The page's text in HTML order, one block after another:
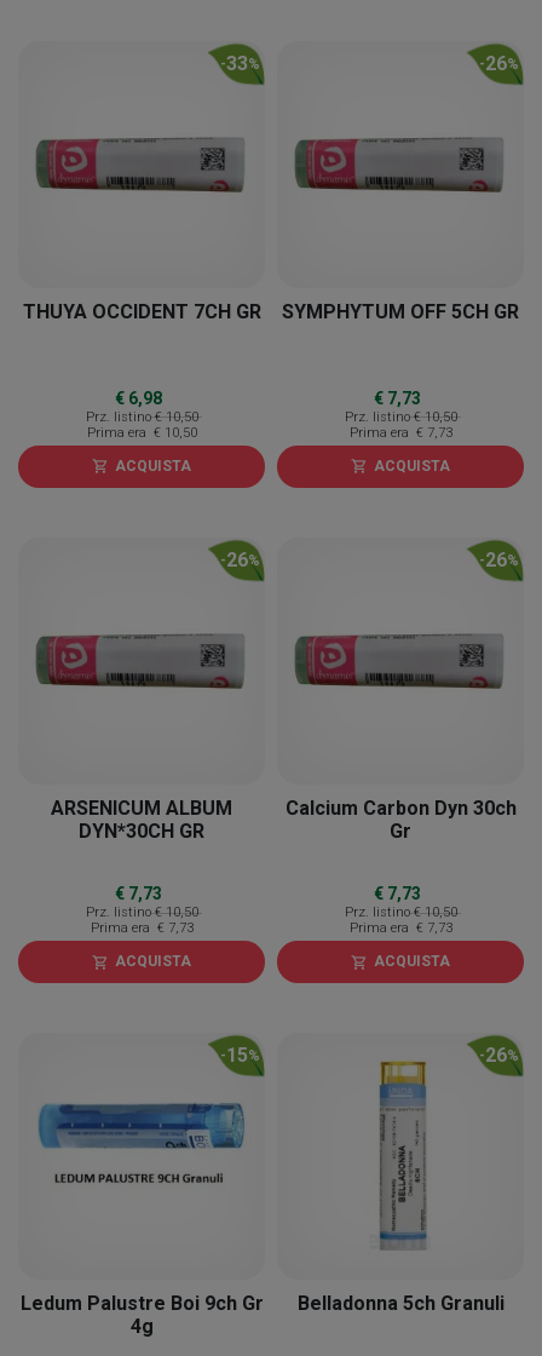
-33%
THUYA OCCIDENT 7CH GR
€ 6,98
Prz. listino € 10,50
Prima era € 10,50
shopping_cart ACQUISTA
-26%
SYMPHYTUM OFF 5CH GR
€ 7,73
Prz. listino € 10,50
Prima era € 7,73
shopping_cart ACQUISTA
-26%
ARSENICUM ALBUM
DYN*30CH GR
€ 7,73
Prz. listino € 10,50
Prima era € 7,73
shopping_cart ACQUISTA
-26%
Calcium Carbon Dyn 30ch
Gr
€ 7,73
Prz. listino € 10,50
Prima era € 7,73
shopping_cart ACQUISTA
-15%
Ledum Palustre Boi 9ch Gr
4g
-26%
Belladonna 5ch Granuli